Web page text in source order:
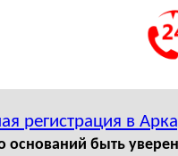
регистрация в
оснований быть